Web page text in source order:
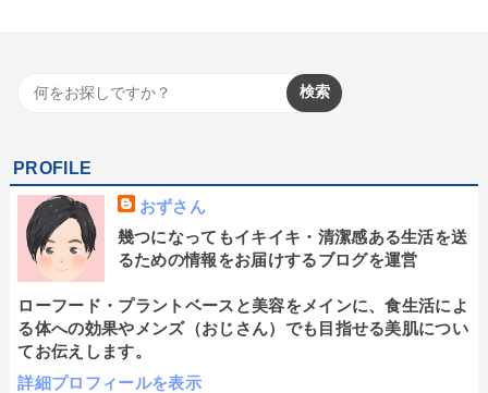
PROFILE
おずさん
幾つになってもイキイキ・清潔感ある生活を送
るための情報をお届けするブログを運営
ローフード・プラントベースと美容をメインに、食生活によ
る体への効果やメンズ（おじさん）でも目指せる美肌につい
てお伝えします。
詳細プロフィールを表示